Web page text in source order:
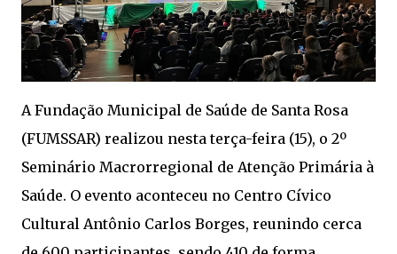
A Fundação Municipal de Saúde de Santa Rosa
(FUMSSAR) realizou nesta terça-feira (15), o 2º
Seminário Macrorregional de Atenção Primária à
Saúde. O evento aconteceu no Centro Cívico
Cultural Antônio Carlos Borges, reunindo cerca